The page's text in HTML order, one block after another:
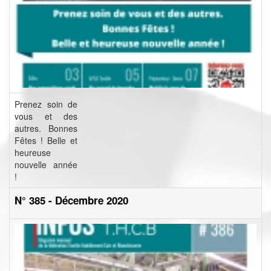
Prenez soin de
vous et des
autres. Bonnes
Fêtes ! Belle et
heureuse
nouvelle année
!
N° 385 - Décembre 2020